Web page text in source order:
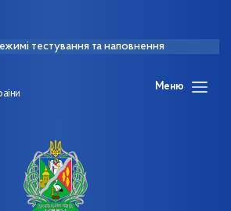
тестування та наповнення
Меню